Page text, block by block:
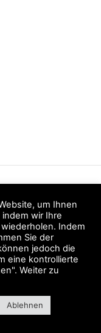
Instagram
um Ihnen
wir Ihre
Indem
Sie der
jedoch die
eine kontrollierte
Weiter zu
Ablehnen